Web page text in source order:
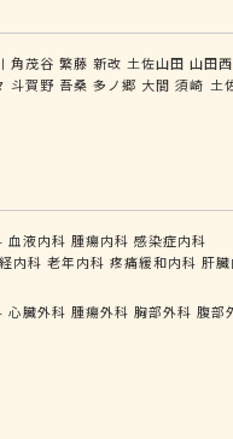
角茂谷 繁藤 新改 土佐山田 山田
斗賀野 吾桑 多ノ郷 大間 須崎 土
血液内科 腫瘍内科 感染症内科
内科 老年内科 疼痛緩和内科 肝
心臓外科 腫瘍外科 胸部外科 腹部